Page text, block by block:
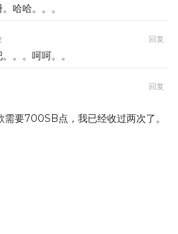
哈哈。。。
回复
。。呵呵。。
回复
要700SB点，我已经收过两次了。